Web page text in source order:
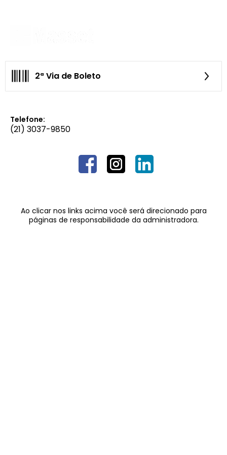
2ª Via de Boleto
Telefone:
(21) 3037-9850
Ao clicar nos links acima você será direcionado para
páginas de responsabilidade da administradora.